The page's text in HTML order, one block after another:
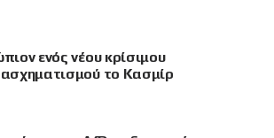
ενός νέου κρίσιμου
το Κασμίρ